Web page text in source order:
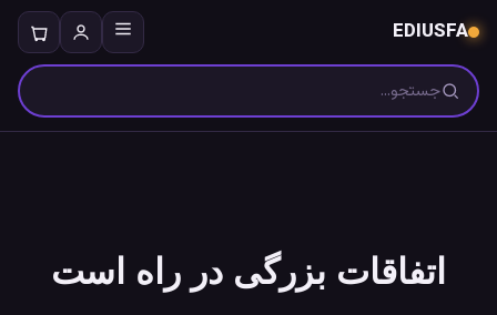
EDIUSFA
جستجو
اتفاقات بزرگی در راه است